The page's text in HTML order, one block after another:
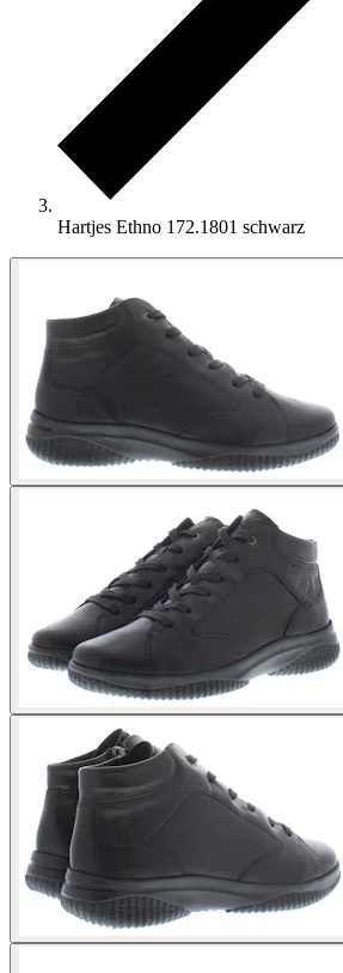
Hartjes Ethno 172.1801 schwarz